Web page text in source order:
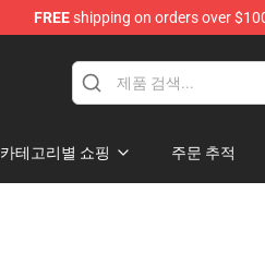
FREEshipping on orders over
카테고리별 쇼핑 주문 추적